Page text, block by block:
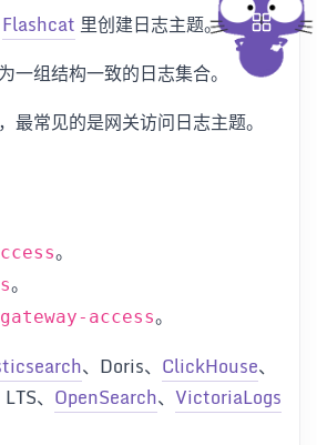
Flashcat里创建日志主题。
一组结构一致的日志集合。
最常见的是网关访问日志主题。
。
。
access。
、Doris、 ClickHouse、
、 OpenSearch、 VictoriaLogs